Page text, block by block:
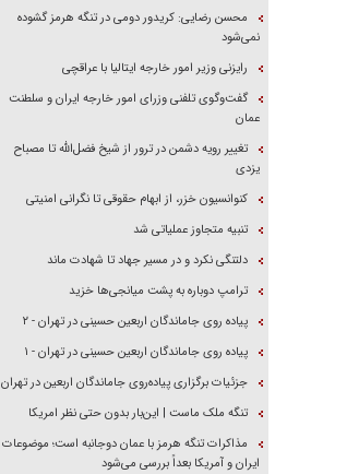
محسن رضایی: کریدور دومی در تنگه هرمز گشوده
نمی‌شود
رایزنی وزیر امور خارجه ایتالیا با عراقچی
گفت‌وگوی تلفنی وزرای امور خارجه ایران و سلطنت
عمان
تغییر رویه دشمن در ترور از شیخ فضل‌الله تا مصباح
یزدی
کنوانسیون خزر، از ابهام حقوقی تا نگرانی امنیتی
تنبیه متجاوز عملیاتی شد
دلتنگی نکرد و در مسیر جهاد تا شهادت ماند
ترامپ دوباره به پشت میانجی‌ها خزید
پیاده روی جاماندگان اربعین حسینی در تهران - ۲
پیاده روی جاماندگان اربعین حسینی در تهران - ۱
جزئیات برگزاری پیاده‌روی جاماندگان اربعین در تهران
تنگه ملک ماست | این‌بار بدون حتی نظر امریکا
مذاکرات تنگه هرمز با عمان دوجانبه است؛ موضوعات
ایران و آمریکا بعداً بررسی می‌شود